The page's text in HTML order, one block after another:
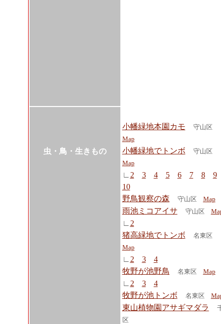
虫・鳥・生きもの
小幡緑地本園カモ
守山区
Map
小幡緑地でトンボ
守山区
Map
∟ 2 3 4 5 6 7 8
9
10
野鳥観察の森
守山区 Map
雨池ミコアイサ 守山区
∟ 2
猪高緑地でトンボ
名東区
Map
∟ 2 3
4
牧野が池野鳥
名東区 Map
∟ 2 3
4
牧野が池トンボ
名東区
東山植物園アサギマダラ
区